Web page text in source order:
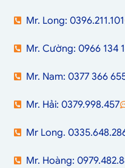
Mr. Long: 0396.211.101
Mr. Cường: 0966 134
Mr. Nam: 0377 366
Mr. Hải: 0379.998.457
Mr Long.
Mr. Hoàng: